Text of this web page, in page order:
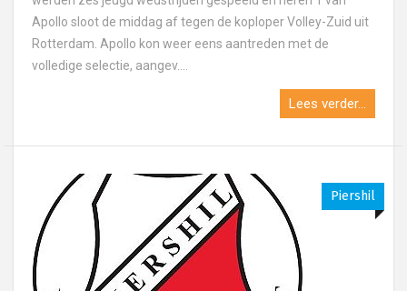
Apollo sloot de middag af tegen de koploper Volley-Zuid uit
Rotterdam. Apollo kon weer eens aantreden met de
volledige selectie, aangev....
Lees verder...
Piershil